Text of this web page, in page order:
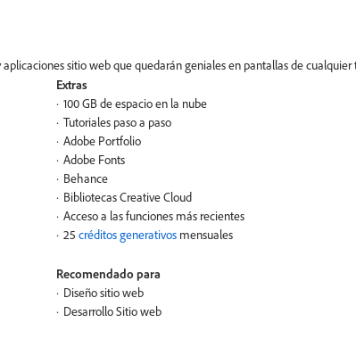
sitio web que quedarán geniales en pantallas de cualquier
Extras
100 GB de espacio en la nube
Tutoriales paso a paso
Adobe Portfolio
Adobe Fonts
Behance
Bibliotecas Creative Cloud
Acceso a las funciones más recientes
25 créditos generativos mensuales
Recomendado para
Diseño sitio web
Desarrollo Sitio web